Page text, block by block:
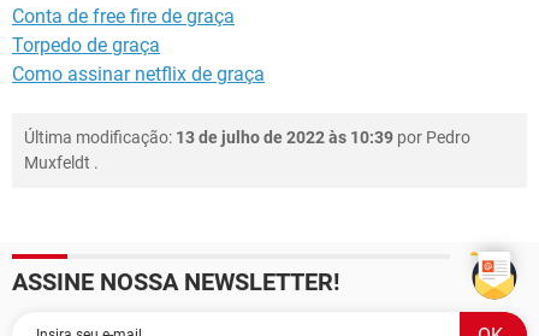
Conta de free fire de graça
Torpedo de graça
Como assinar netflix de graça
Última modificação: 13 de julho de 2022 às 10:39 por Pedro
Muxfeldt .
ASSINE NOSSA NEWSLETTER!